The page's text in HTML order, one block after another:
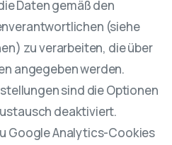
Daten gemäß den
(siehe
zu verarbeiten, die über
angegeben werden.
sind die Optionen
deaktiviert.
Google Analytics-Cookies